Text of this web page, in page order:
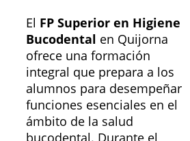
El FP Superior en Higiene
Bucodental en Quijorna
ofrece una formación
integral que prepara a los
alumnos para desempeñar
funciones esenciales en el
ámbito de la salud
bucodental. Durante el